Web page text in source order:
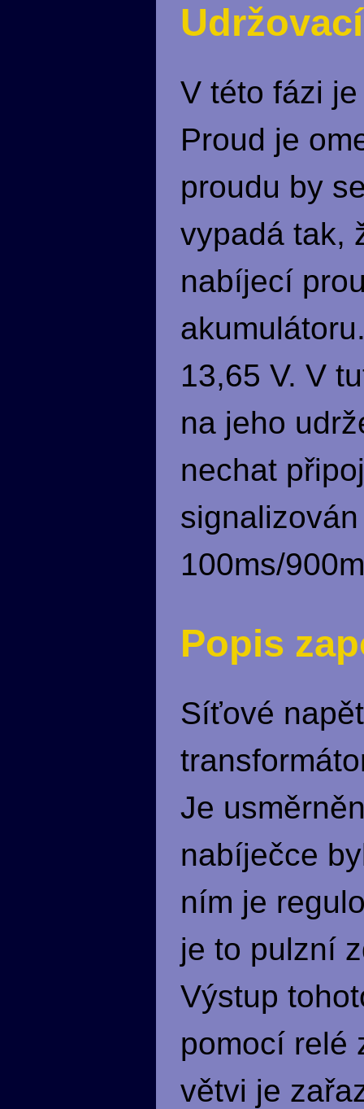
V této fázi
Proud je
proudu by
vypadá tak,
nabíjecí
13,65 V. V
na jeho
nechat
100ms/
Popis
Síťové
Je
nabíječce
ním je
je to pulzní
Výstup
pomocí relé
větvi je